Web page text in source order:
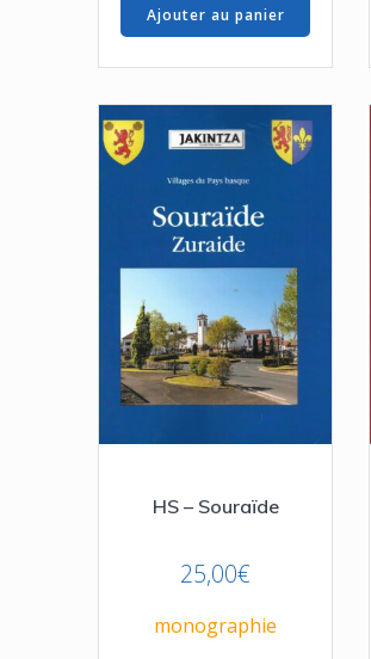
Ajouter au panier
HS – Souraïde
25,00€
monographie